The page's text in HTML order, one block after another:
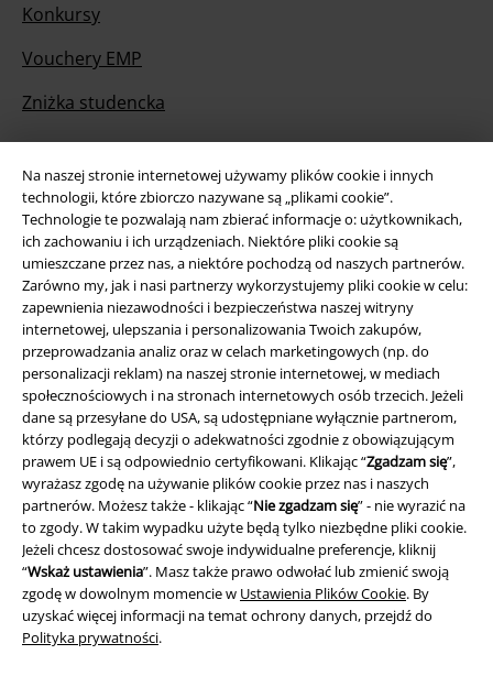
Na naszej stronie internetowej używamy plików cookie i innych
technologii, które zbiorczo nazywane są „plikami cookie”.
Technologie te pozwalają nam zbierać informacje o: użytkownikach,
ich zachowaniu i ich urządzeniach. Niektóre pliki cookie są
umieszczane przez nas, a niektóre pochodzą od naszych partnerów.
Zarówno my, jak i nasi partnerzy wykorzystujemy pliki cookie w celu:
zapewnienia niezawodności i bezpieczeństwa naszej witryny
internetowej, ulepszania i personalizowania Twoich zakupów,
przeprowadzania analiz oraz w celach marketingowych (np. do
personalizacji reklam) na naszej stronie internetowej, w mediach
społecznościowych i na stronach internetowych osób trzecich. Jeżeli
dane są przesyłane do USA, są udostępniane wyłącznie partnerom,
którzy podlegają decyzji o adekwatności zgodnie z obowiązującym
prawem UE i są odpowiednio certyfikowani. Klikając “Zgadzam się”,
wyrażasz zgodę na używanie plików cookie przez nas i naszych
partnerów. Możesz także - klikając “Nie zgadzam się” - nie wyrazić na
to zgody. W takim wypadku użyte będą tylko niezbędne pliki cookie.
Jeżeli chcesz dostosować swoje indywidualne preferencje, kliknij
“Wskaż ustawienia”. Masz także prawo odwołać lub zmienić swoją
zgodę w dowolnym momencie w Ustawienia Plików Cookie. By
uzyskać więcej informacji na temat ochrony danych, przejdź do
Polityka prywatności.
Konkursy
Vouchery EMP
Zniżka studencka
O EMP
Programy partnerskie
Zrównoważony rózwój
Społeczność